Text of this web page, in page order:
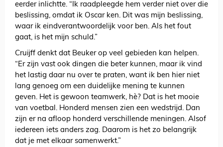
eerder inlichtte. “Ik raadpleegde hem verder niet over die
beslissing, omdat ik Oscar ken. Dit was mijn beslissing,
waar ik eindverantwoordelijk voor ben. Als het fout
gaat, is het mijn schuld.”
Cruijff denkt dat Beuker op veel gebieden kan helpen.
“Er zijn vast ook dingen die beter kunnen, maar ik vind
het lastig daar nu over te praten, want ik ben hier niet
lang genoeg om een duidelijke mening te kunnen
geven. Het is gewoon teamwerk, hè? Dat is het mooie
van voetbal. Honderd mensen zien een wedstrijd. Dan
zijn er na afloop honderd verschillende meningen. Alsof
iedereen iets anders zag. Daarom is het zo belangrijk
dat je met elkaar samenwerkt.”